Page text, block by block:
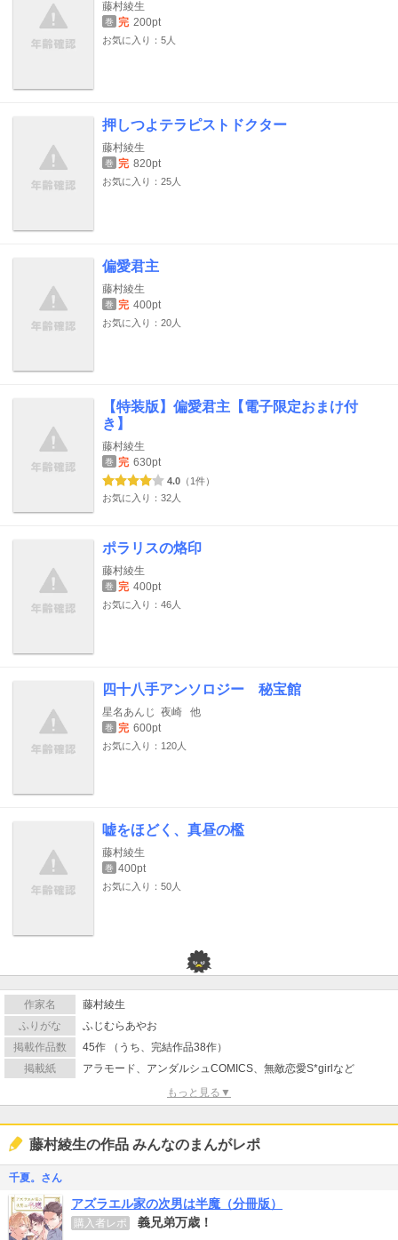
藤村綾生
巻 完 200pt
お気に入り：5人
押しつよテラピストドクター
藤村綾生
巻 完 820pt
お気に入り：25人
偏愛君主
藤村綾生
巻 完 400pt
お気に入り：20人
【特装版】偏愛君主【電子限定おまけ付
き】
藤村綾生
巻 完 630pt
4.0 （1件）
お気に入り：32人
ポラリスの烙印
藤村綾生
巻 完 400pt
お気に入り：46人
四十八手アンソロジー 秘宝館
星名あんじ 夜崎 他
巻 完 600pt
お気に入り：120人
嘘をほどく、真昼の檻
藤村綾生
巻 400pt
お気に入り：50人
作家名
藤村綾生
ふりがな
ふじむらあやお
掲載作品数
45作 （うち、完結作品38作）
掲載紙
アラモード、アンダルシュCOMICS、無敵恋愛S*girlなど
もっと見る▼
藤村綾生の作品 みんなのまんがレポ
千夏。さん
アズラエル家の次男は半魔（分冊版）
購入者レポ 義兄弟万歳！